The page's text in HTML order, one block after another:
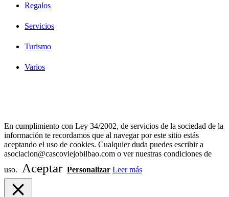
Regalos
Servicios
Turismo
Varios
En cumplimiento con Ley 34/2002, de servicios de la sociedad de la
información te recordamos que al navegar por este sitio estás
aceptando el uso de cookies. Cualquier duda puedes escribir a
asociacion@cascoviejobilbao.com o ver nuestras condiciones de
uso.
Aceptar Personalizar Leer más